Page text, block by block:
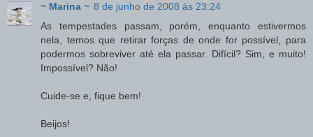
~ Marina ~ 8 de junho de 2008 às 23:24
As tempestades passam, porém, enquanto estivermos
nela, temos que retirar forças de onde for possível, para
podermos sobreviver até ela passar. Difícil? Sim, e muito!
Impossível? Não!
Cuide-se e, fique bem!
Beijos!